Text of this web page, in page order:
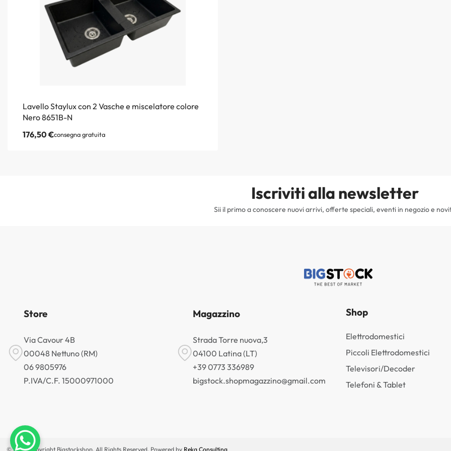
Lavello Staylux con 2 Vasche e miscelatore colore
Nero 8651B-N
176,50€consegna gratuita
Iscriviti alla newsletter
Sii il primo a conoscere nuovi arrivi, offerte speciali, eventi in negozio e
Store
Via Cavour 4B
00048 Nettuno (RM)
06 9805976
P.IVA/C.F. 15000971000
Magazzino
Strada Torre nuova,3
04100 Latina (LT)
+39 0773 336989
bigstock.shopmagazzino@gmail.com
Shop
Elettrodomestici
Piccoli Elettrodomestici
Televisori/Decoder
Telefoni & Tablet
© 2026 Copyright Bigstockshop. All Rights Reserved. Powered by Reka Consulting